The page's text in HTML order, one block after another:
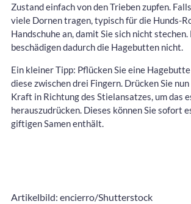
Zustand einfach von den Trieben zupfen.
viele Dornen tragen, typisch für die Hunds-
Handschuhe an, damit Sie sich nicht stechen.
beschädigen dadurch die Hagebutten nicht.
Ein kleiner Tipp: Pflücken Sie eine
diese zwischen drei Fingern. Drücken Sie
Kraft in Richtung des Stielansatzes, um das
herauszudrücken. Dieses können Sie sofort
giftigen Samen enthält.
Artikelbild: encierro/Shutterstock